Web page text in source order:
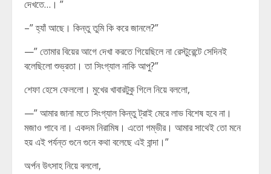
দেখতে…। ”
–” হ্যাঁ আছে। কিন্তু তুমি কি করে জানলে?”
—” তোমার বিয়ের আগে দেখা করতে গিয়েছিলে না রেস্টুরেন্টে সেদিনই
বলেছিলো শুভ্রতা। তা সিংগ্যাল নাকি আপু?”
শেফা হেসে ফেললো। মুখের খাবারটুকু গিলে নিয়ে বললো,
—” আমার জানা মতে সিংগ্যাল কিন্তু ট্রাই মেরে লাভ বিশেষ হবে না।
মজাও পাবে না। একদম নিরামিষ। এতো গম্ভীর। আমার সাথেই তো মনে
হয় এই পর্যন্ত গুনে গুনে কথা বলেছে এই বান্দা।”
অর্পন উৎসাহ নিয়ে বললো,